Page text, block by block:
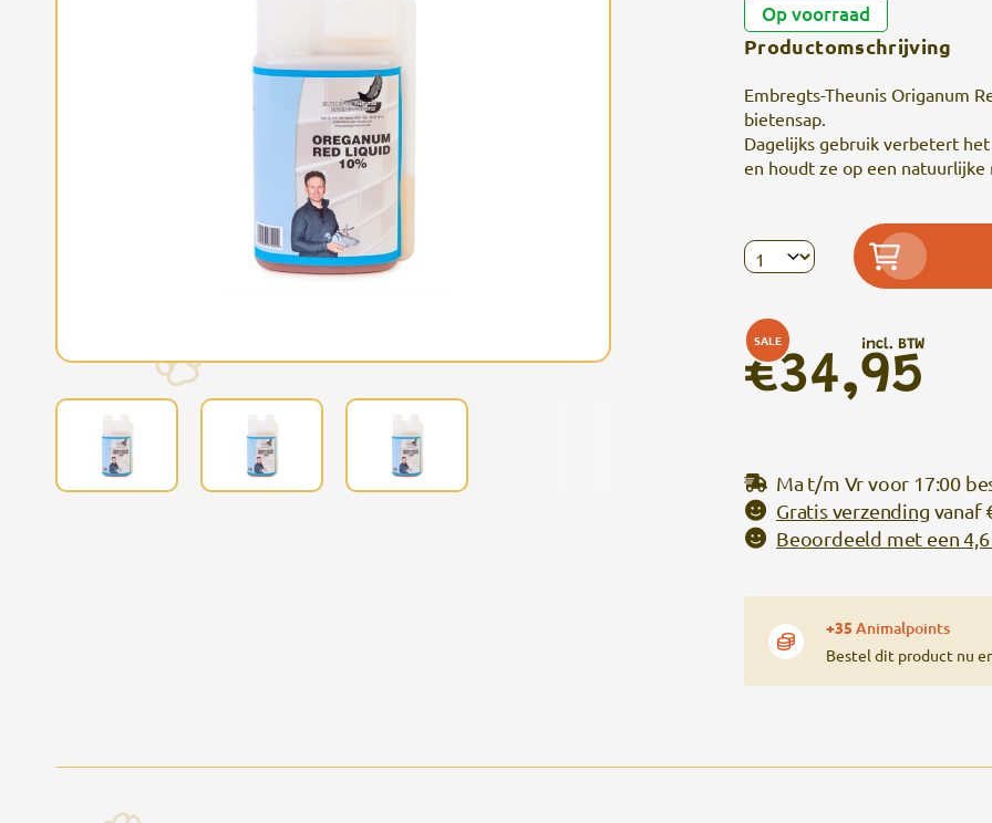
Op voorraad
Productomschrijving
Embregts-Theunis Origanum
bietensap.
Dagelijks gebruik verbetert
en houdt ze op een
SALE
€34,95
incl. BTW
Ma t/m Vr voor 17:00
Gratis verzending vanaf
Beoordeeld met een 4,6
+35 Animalpoints
Bestel dit product nu